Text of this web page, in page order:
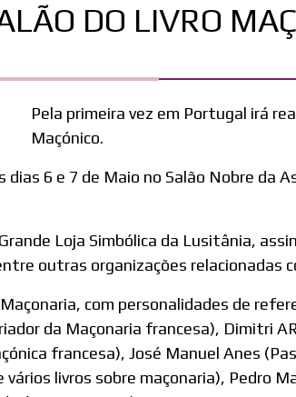
DO LIVRO
Pela primeira vez em Portugal irá
Maçónico.
6 e 7 de Maio no Salão Nobre da
Loja Simbólica da Lusitânia,
outras organizações relacionadas
com personalidades de
da Maçonaria francesa), Dimitri
francesa), José Manuel Anes
livros sobre maçonaria), Pedro